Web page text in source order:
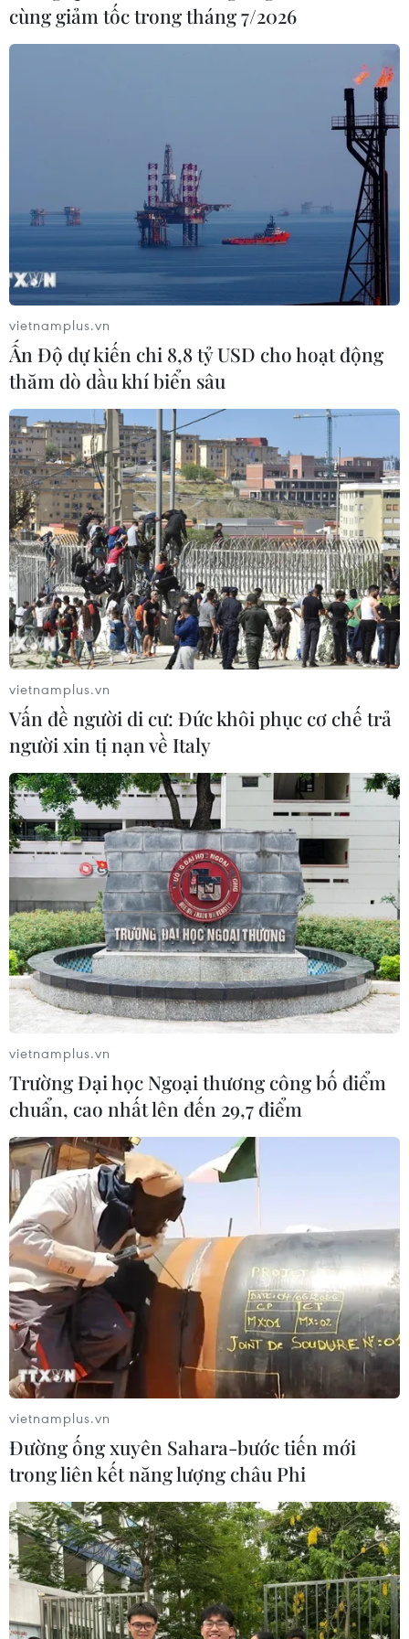
Indonesia đến chúc mừng năm mới và chia vui cùng
các cán bộ Đại sứ quán Lào tại Indonesia.
Người dân Lào, Campuchia tưng bừng
14/04/2017 04:35
Người dân các dân tộc Lào bắt đầu tưng bừng đón Tết
cổ truyền Bunpimay 2017 trong khi nhân dân Campuchia
tổ chức các hoạt động chào mừng Tết cổ truyền Chol
Chhnam Thmei ba ngày.
Đại sứ Việt Nam tại Hoa Kỳ chúc mừng Tết
cổ truyền của Lào
18/04/2017 01:31
Ngày 14/4, Đại sứ Việt Nam tại Hoa Kỳ Phạm Quang
Vinh cùng Phu nhân và đại diện cán bộ Đại sứ quán đã
đến chúc Tết Đại sứ Mai Sayvongs, Phu nhân và các
cán bộ, nhân viên Đại sứ quán Lào.
Việt Nam chung vui Tết cổ truyền Bun Pi
May của Lào tại Geneva
22/04/2017 14:26
Đại sứ Dương Chí Dũng bày tỏ những lời chúc mừng tốt
đẹp nhất đến Đại sứ Khan-Inh Khitchadeth, các cán bộ
Lào đang công tác tại Geneva và gia đình một năm
mới hạnh phúc, an khang, thịnh vượng.
cùng giảm tốc trong tháng 7/2026
vietnamplus.vn
Ấn Độ dự kiến chi 8,8 tỷ USD cho hoạt động
thăm dò dầu khí biển sâu
vietnamplus.vn
Vấn đề người di cư: Đức khôi phục cơ chế trả
người xin tị nạn về Italy
vietnamplus.vn
Trường Đại học Ngoại thương công bố điểm
chuẩn, cao nhất lên đến 29,7 điểm
vietnamplus.vn
Đường ống xuyên Sahara-bước tiến mới
trong liên kết năng lượng châu Phi